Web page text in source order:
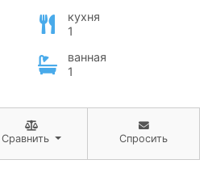
кухня
1
ванная
1
Сравнить Спросить